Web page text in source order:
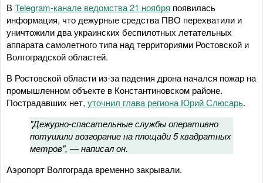
ВTelegram-канале ведомства 21 ноября появилась
информация, что дежурные средства ПВО перехватили и
уничтожили два украинских беспилотных летательных
аппарата самолетного типа над территориями Ростовской и
Волгоградской областей.
В Ростовской области из-за падения дрона начался пожар на
промышленном объекте в Константиновском районе.
Пострадавших нет, уточнил глава региона Юрий Слюсарь.
"Дежурно-спасательные службы оперативно
потушили возгорание на площади 5 квадратных
метров", — написал он.
Аэропорт Волгограда временно закрывали.